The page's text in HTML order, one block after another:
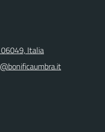
06049, Italia